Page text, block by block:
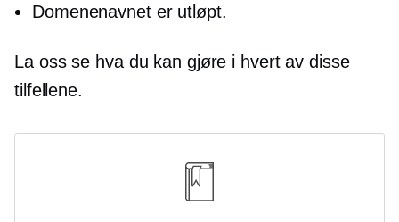
Domenenavnet er utløpt.
La oss se hva du kan gjøre i hvert av disse
tilfellene.